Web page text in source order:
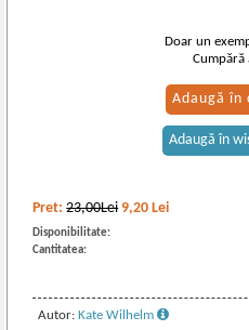
Pret:23,00Lei 9,20 Lei
Disponibilitate:
Cantitatea:
Autor:Kate Wilhelm
Doar un
Cumpără
Adaugă în
Adaugă în